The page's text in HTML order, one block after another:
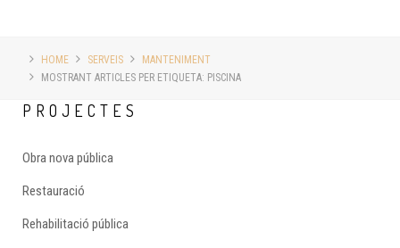
HOME SERVEIS
MANTENIMENT
MOSTRANT ARTICLES PER ETIQUETA: PISCINA
PROJECTES
Obra nova pública
Restauració
Rehabilitació pública